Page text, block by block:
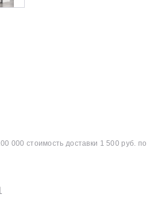
000 стоимость доставки 1 500 руб. по